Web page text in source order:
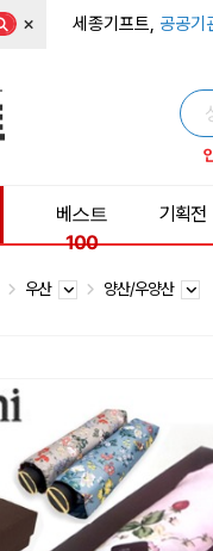
× 세종기프트, 공공기
베스트
100
기획전
우산 양산/우양산